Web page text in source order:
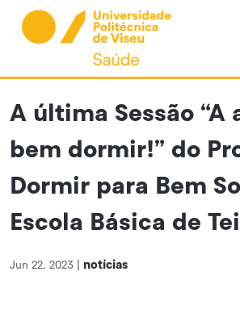
content
A última Sessão “A
bem dormir!” do
Dormir para Bem
Escola Básica de
Jun 22, 2023 notícias